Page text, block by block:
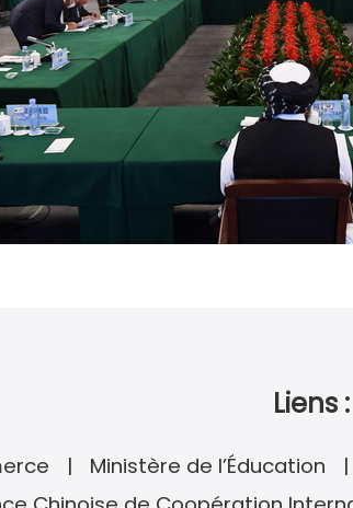
Liens :
Ministère de l’Éducation